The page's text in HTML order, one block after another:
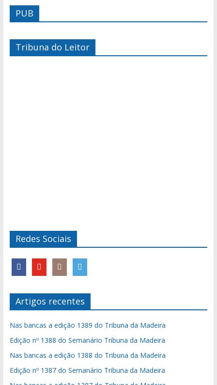
PUB
Tribuna do Leitor
Redes Sociais
Artigos recentes
Nas bancas a edição 1389 do Tribuna da Madeira
Edição nº 1388 do Semanário Tribuna da Madeira
Nas bancas a edição 1388 do Tribuna da Madeira
Edição nº 1387 do Semanário Tribuna da Madeira